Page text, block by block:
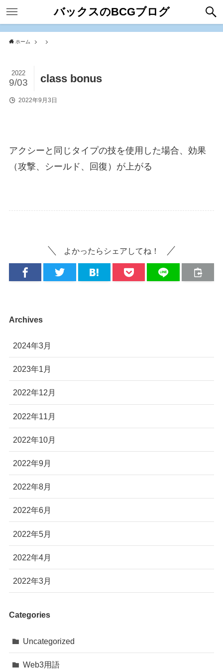
バックスのBCGブログ
ホーム
class bonus
2022
9/03
2022年9月3日
アクシーと同じタイプの技を使用した場合、効果
（攻撃、シールド、回復）が上がる
よかったらシェアしてね！
Archives
2024年3月
2023年1月
2022年12月
2022年11月
2022年10月
2022年9月
2022年8月
2022年6月
2022年5月
2022年4月
2022年3月
Categories
Uncategorized
Web3用語